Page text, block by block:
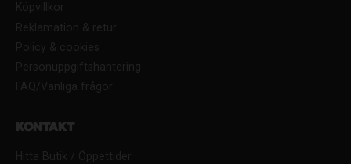
Köpvillkor
Reklamation & retur
Policy & cookies
Personuppgiftshantering
FAQ/Vanliga frågor
Kontakt
Hitta Butik / Öppettider